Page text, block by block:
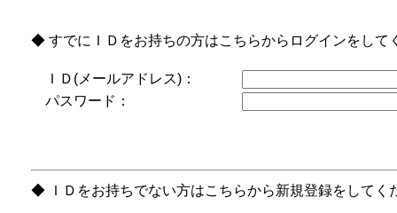
◆ すでにＩＤをお持ちの方はこちらからログインをして
ＩＤ(メールアドレス)：
パスワード：
◆ ＩＤをお持ちでない方はこちらから新規登録をしてく